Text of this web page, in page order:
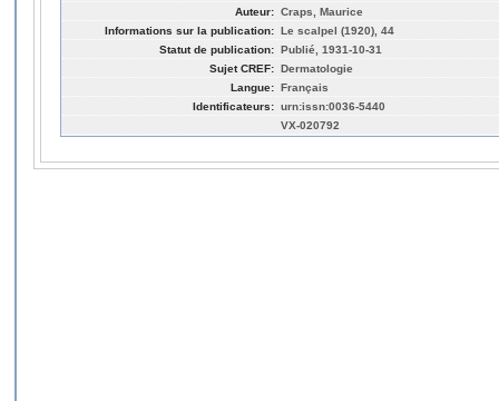
Auteur: Craps, Maurice
Informations sur la publication: Le scalpel (1920), 44
Statut de publication: Publié, 1931-10-31
Sujet CREF: Dermatologie
Langue: Français
Identificateurs: urn:issn:0036-5440
VX-020792